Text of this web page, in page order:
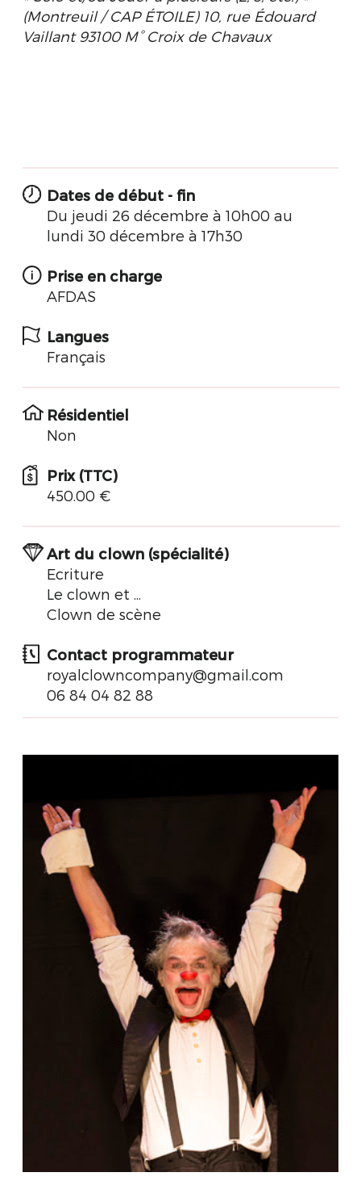
(Montreuil / CAP ÉTOILE) 10, rue Édouard
Vaillant 93100 M° Croix de Chavaux
Dates de début - fin
Du jeudi 26 décembre à 10h00 au
lundi 30 décembre à 17h30
Prise en charge
AFDAS
Langues
Français
Résidentiel
Non
Prix (TTC)
450.00 €
Art du clown (spécialité)
Ecriture
Le clown et ...
Clown de scène
Contact programmateur
royalclowncompany@gmail.com
06 84 04 82 88